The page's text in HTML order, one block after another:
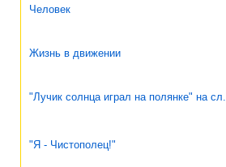
Человек
Жизнь в движении
"Лучик солнца играл на полянке" на
"Я - Чистополец!"